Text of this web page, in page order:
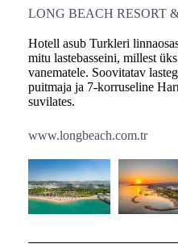
LONG BEACH RESORT
Hotell asub Turkleri
mitu lastebasseini, millest
vanematele. Soovitatav
puitmaja ja 7-korruseline
suvilates.
www.longbeach.com.tr